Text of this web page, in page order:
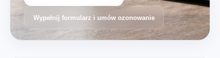
Wypełnij formularz i umów ozonowanie